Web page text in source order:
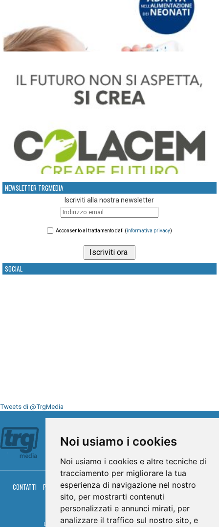
Noi usiamo i cookies
Noi usiamo i cookies e altre tecniche di
tracciamento per migliorare la tua
esperienza di navigazione nel nostro
sito, per mostrarti contenuti
personalizzati e annunci mirati, per
analizzare il traffico sul nostro sito, e
NEWSLETTER TRGMEDIA
Iscriviti alla nostra newsletter
Acconsento al trattamento dati (informativa privacy)
SOCIAL
Tweets di @TrgMedia
CONTATTI PRIVACY COOKIES PALINSESTO DIRETTA TV
DIRETTA RADIO
RGM HITRADIO
© TRG Media 2005-2026
Umbria Televisioni s.r.l. - P.I.00496230541 -www.trgmedia.it- Powered by